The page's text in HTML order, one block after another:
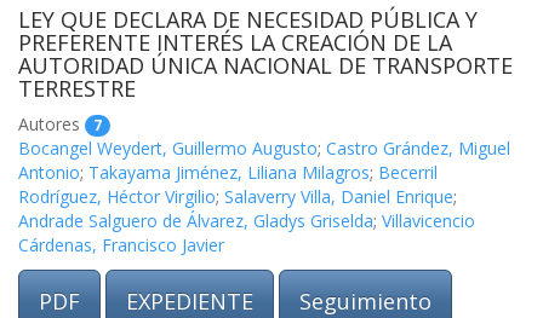
LEY QUE DECLARA DE NECESIDAD PÚBLICA Y
PREFERENTE INTERÉS LA CREACIÓN DE LA
AUTORIDAD ÚNICA NACIONAL DE TRANSPORTE
TERRESTRE
Autores 7
Bocangel Weydert, Guillermo Augusto; Castro Grández, Miguel
Antonio; Takayama Jiménez, Liliana Milagros; Becerril
Rodríguez, Héctor Virgilio; Salaverry Villa, Daniel Enrique;
Andrade Salguero de Álvarez, Gladys Griselda; Villavicencio
Cárdenas, Francisco Javier
PDF EXPEDIENTE Seguimiento